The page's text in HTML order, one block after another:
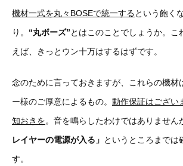
機材一式を丸々BOSEで統一するという飽く
り。 “丸ボーズ”とはこのことでしょうか。こ
えば、きっとウン十万はするはずです。
念のために言っておきますが、これらの機材
ー様のご厚意によるもの。 動作保証はござい
知おきを。音を鳴らしたわけではありません
レイヤーの電源が入る」 というところまでは
す。